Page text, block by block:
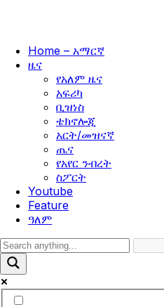
Home – አማርኛ
ዜና
የአለም ዜና
አፍሪካ
ቢዝነስ
ቴክኖሎጂ
አርት/መዝናኛ
ጤና
የአየር ንብረት
ስፖርት
Youtube
Feature
ዓለም